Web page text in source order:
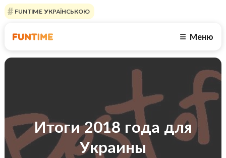
FUNTIME УКРАЇНСЬКОЮ
☰ Меню
Итоги 2018 года для
Украины